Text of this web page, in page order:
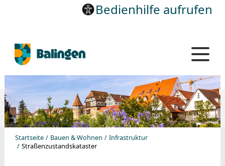
Bedienhilfe aufrufen
Startseite Bauen & Wohnen
Infrastruktur
Straßenzustandskataster